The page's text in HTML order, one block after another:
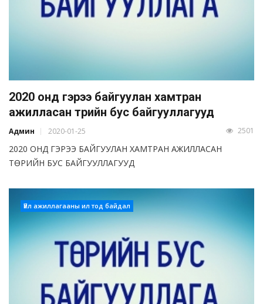
2020 онд гэрээ байгуулан хамтран
ажилласан төрийн бус байгууллагууд
Админ 2020-01-25 2501
2020 ОНД ГЭРЭЭ БАЙГУУЛАН ХАМТРАН АЖИЛЛАСАН
ТӨРИЙН БУС БАЙГУУЛЛАГУУД
Үйл ажиллагааны ил тод байдал